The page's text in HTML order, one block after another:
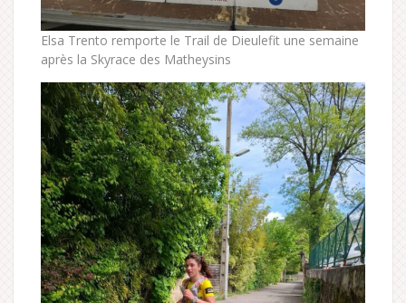
Elsa Trento remporte le Trail de Dieulefit une semaine
après la Skyrace des Matheysins